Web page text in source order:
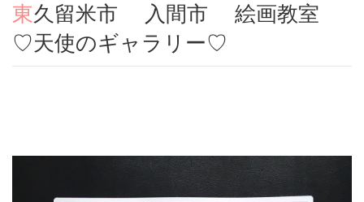
東久留米市 入間市 絵画教室
♡天使のギャラリー♡